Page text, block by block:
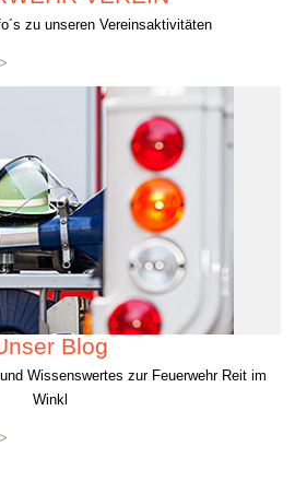
zu unseren Vereinsaktivitäten
Blog
Wissenswertes zur Feuerwehr Reit im
Winkl